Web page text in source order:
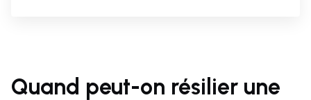
Quand peut-on résilier une